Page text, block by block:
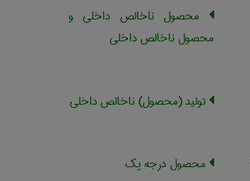
محصول ناخالص داخلی و
محصول ناخالص داخلی
تولید (محصول) ناخالص داخلی
محصول درجه یک